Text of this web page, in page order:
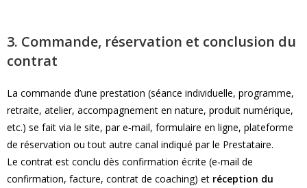
3. Commande, réservation et conclusion du
contrat
La commande d’une prestation (séance individuelle, programme,
retraite, atelier, accompagnement en nature, produit numérique,
etc.) se fait via le site, par e‑mail, formulaire en ligne, plateforme
de réservation ou tout autre canal indiqué par le Prestataire.
Le contrat est conclu dès confirmation écrite (e‑mail de
confirmation, facture, contrat de coaching) et réception du